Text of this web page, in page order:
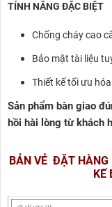
TÍNH NĂNG ĐẶC BIỆT
Chống cháy cao
Bảo mật tài liệu
Thiết kế tối ưu
Sản phẩm bàn giao
hồi hài lòng từ khách
BẢN VẺ ĐẶT HÀNG
KẾ